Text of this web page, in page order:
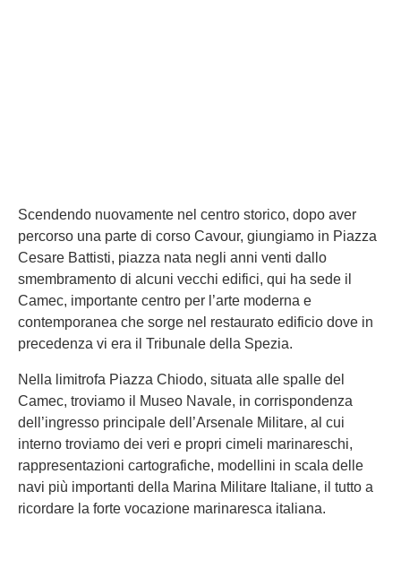
Scendendo nuovamente nel centro storico, dopo aver
percorso una parte di corso Cavour, giungiamo in Piazza
Cesare Battisti, piazza nata negli anni venti dallo
smembramento di alcuni vecchi edifici, qui ha sede il
Camec, importante centro per l’arte moderna e
contemporanea che sorge nel restaurato edificio dove in
precedenza vi era il Tribunale della Spezia.
Nella limitrofa Piazza Chiodo, situata alle spalle del
Camec, troviamo il Museo Navale, in corrispondenza
dell’ingresso principale dell’Arsenale Militare, al cui
interno troviamo dei veri e propri cimeli marinareschi,
rappresentazioni cartografiche, modellini in scala delle
navi più importanti della Marina Militare Italiane, il tutto a
ricordare la forte vocazione marinaresca italiana.